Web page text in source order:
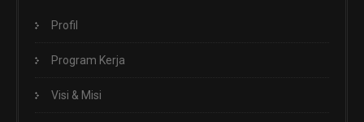
Profil
Program Kerja
Visi & Misi